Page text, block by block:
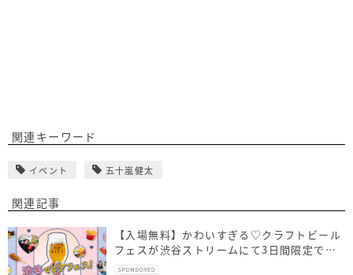
関連キーワード
イベント 五十嵐健太
関連記事
【入場無料】かわいすぎる♡クラフトビール
フェスが渋谷ストリームにて3日間限定で開
催！